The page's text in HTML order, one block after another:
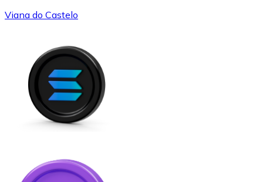
Viana do Castelo